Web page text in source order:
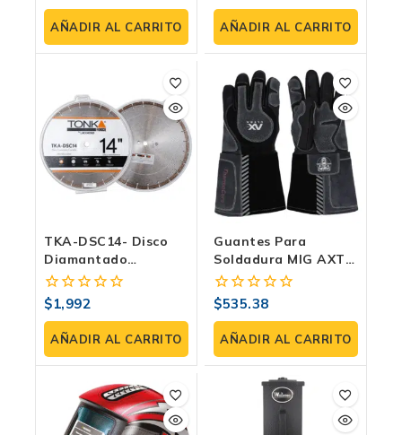
fuera
de
5
AÑADIR AL CARRITO
fuera
de
5
AÑADIR AL CARRITO
TKA-DSC14- Disco
Diamantado
Segmentado 14″
Para Concreto
Curado
0
fuera
de
5
$1,992
AÑADIR AL CARRITO
Guantes Para
Soldadura MIG AXT-
GP073-M
0
fuera
de
5
$535.38
AÑADIR AL CARRITO